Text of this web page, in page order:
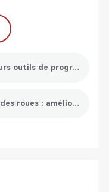
upper： SmartSafe 2025 : Meilleurs outils de programmation d'ECU automobile
lower： Alignement informatisé des roues : améliorez l'efficacité et la précision de l'alignement